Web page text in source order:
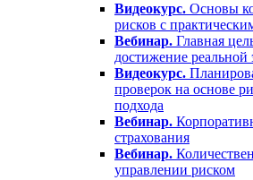
Видеокурс. Основы
рисков с
Вебинар. Главная
достижение реальной
Видеокурс.
проверок на основе
подхода
Вебинар.
страхования
Вебинар.
управлении риском